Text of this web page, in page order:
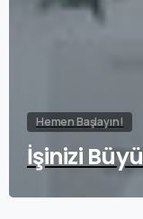
Hemen Başlayın!
İşinizi